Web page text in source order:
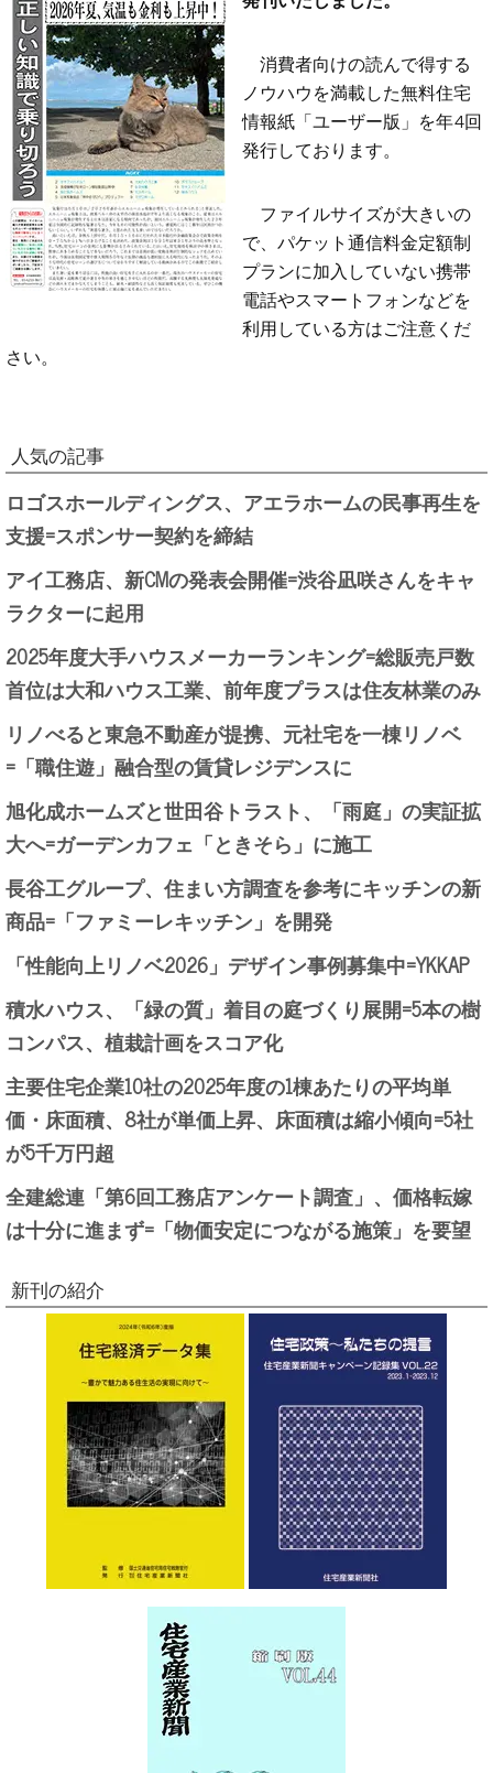
消費者向けの読んで得する
ノウハウを満載した無料住宅
情報紙「ユーザー版」を年4回
発行しております。
ファイルサイズが大きいの
で、パケット通信料金定額制
プランに加入していない携帯
電話やスマートフォンなどを
利用している方はご注意くだ
さい。
人気の記事
ロゴスホールディングス、アエラホームの民事再生を
支援=スポンサー契約を締結
アイ工務店、新CMの発表会開催=渋谷凪咲さんをキャ
ラクターに起用
2025年度大手ハウスメーカーランキング=総販売戸数
首位は大和ハウス工業、前年度プラスは住友林業のみ
リノべると東急不動産が提携、元社宅を一棟リノベ
=「職住遊」融合型の賃貸レジデンスに
旭化成ホームズと世田谷トラスト、「雨庭」の実証拡
大へ=ガーデンカフェ「ときそら」に施工
長谷工グループ、住まい方調査を参考にキッチンの新
商品=「ファミーレキッチン」を開発
「性能向上リノベ2026」デザイン事例募集中=YKKAP
積水ハウス、「緑の質」着目の庭づくり展開=5本の樹
コンパス、植栽計画をスコア化
主要住宅企業10社の2025年度の1棟あたりの平均単
価・床面積、8社が単価上昇、床面積は縮小傾向=5社
が5千万円超
全建総連「第6回工務店アンケート調査」、価格転嫁
は十分に進まず=「物価安定につながる施策」を要望
新刊の紹介